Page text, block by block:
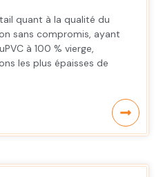
quant à la qualité du
sans compromis, ayant
à 100 % vierge,
les plus épaisses de